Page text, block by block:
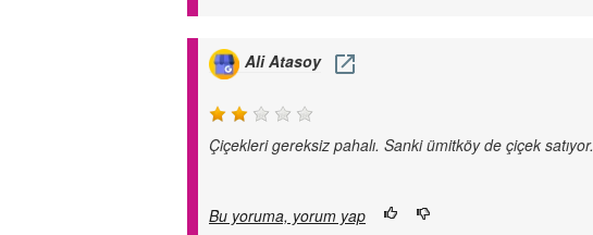
Ali Atasoy
Çiçekleri gereksiz pahalı. Sanki ümitköy de çiçek satıyor.
Bu yoruma, yorum yap